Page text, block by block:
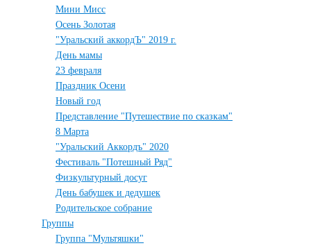
Мини Мисс
Осень Золотая
"Уральский аккордЪ" 2019 г.
День мамы
23 февраля
Праздник Осени
Новый год
Представление "Путешествие по сказкам"
8 Марта
"Уральский Аккордъ" 2020
Фестиваль "Потешный Ряд"
Физкультурный досуг
День бабушек и дедушек
Родительское собрание
Группы
Группа "Мультяшки"